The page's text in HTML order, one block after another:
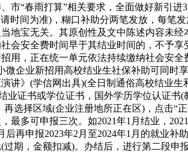
市“春雨打算”相关要求，全面做好新引
时间为准)，糊口补助分两笔发放，每笔
地宝无关。其原创性及文中陈述内容未
会安全费时间早于其结业时间的，不予
用，正在统一单元依法持续缴纳社会安
微企业新招用高校结业生社保补助可同时
讲》(学信网出具)(全日制通俗高校结业
业证书或学位证书，国外学历学位认证书
再选择区域(企业注册地所正在区)，点击
最多可申报三次。如2021年1月结业，
后再申报2023年2月至2024年1月的就业
过期，金额扣减)。办结后，进行第二段申